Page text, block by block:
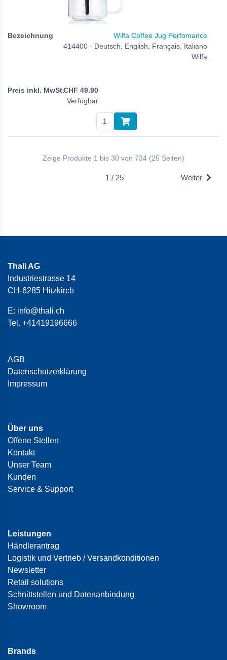
Wilfa Coffee Jug Perfomance
414400 - Deutsch, English, Français, Italiano
Wilfa
CHF 49.90
Verfügbar
Zeige Produkte 1 bis 30 von 734 (25 Seiten)
1 / 25 Weiter
Thali AG
Industriestrasse 14
CH-6285 Hitzkirch
E: info@thali.ch
Tel. +41419196666
AGB
Datenschutzerklärung
Impressum
Über uns
Offene Stellen
Kontakt
Unser Team
Kunden
Service & Support
Leistungen
Händlerantrag
Logistik und Vertrieb / Versandkonditionen
Newsletter
Retail solutions
Schnittstellen und Datenanbindung
Showroom
Brands